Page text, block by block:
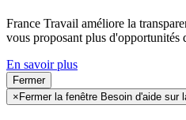
France Travail améliore la
vous proposant plus d'opportunités
En savoir plus
Fermer
× Fermer la fenêtre Besoin d'aide sur